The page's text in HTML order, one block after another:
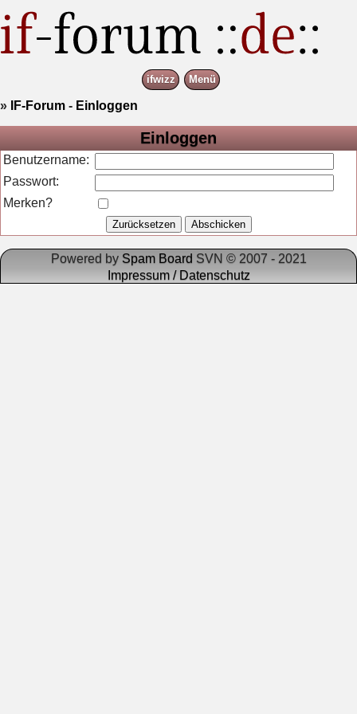
ifwizz Menü
» IF-Forum - Einloggen
Einloggen
Benutzername:
Passwort:
Merken?
Powered by Spam Board SVN © 2007 - 2021
Impressum / Datenschutz